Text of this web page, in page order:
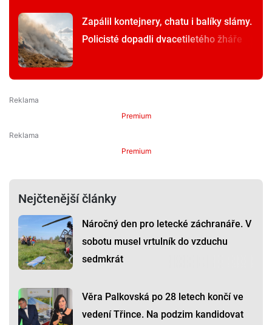
Zapálil kontejnery, chatu i balíky slámy.
Policisté dopadli dvacetiletého žháře
Premium
Premium
Nejčtenější články
Náročný den pro letecké záchranáře. V
sobotu musel vrtulník do vzduchu
sedmkrát
Věra Palkovská po 28 letech končí ve
vedení Třince. Na podzim kandidovat